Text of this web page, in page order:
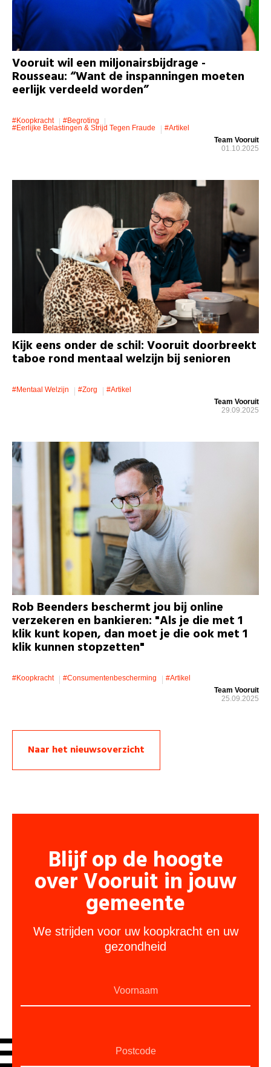
Vooruit wil een miljonairsbijdrage -
Rousseau: “Want de inspanningen moeten
eerlijk verdeeld worden”
#koopkracht
#Begroting
#eerlijke Belastingen & Strijd Tegen Fraude
#artikel
Team Vooruit
01.10.2025
Kijk eens onder de schil: Vooruit doorbreekt
taboe rond mentaal welzijn bij senioren
#mentaal Welzijn #zorg
#artikel
Team Vooruit
29.09.2025
Rob Beenders beschermt jou bij online
verzekeren en bankieren: "Als je die met 1
klik kunt kopen, dan moet je die ook met 1
klik kunnen stopzetten"
#koopkracht #consumentenbescherming
#artikel
Team Vooruit
25.09.2025
Naar het nieuwsoverzicht
Blijf op de hoogte
over Vooruit in jouw
gemeente
We strijden voor uw koopkracht en uw
gezondheid